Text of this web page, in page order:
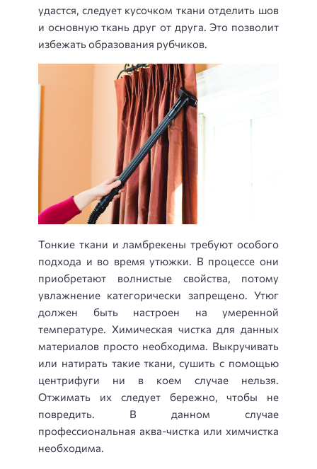
удастся, следует кусочком ткани отделить шов
и основную ткань друг от друга. Это позволит
избежать образования рубчиков.
Тонкие ткани и ламбрекены требуют особого
подхода и во время утюжки. В процессе они
приобретают волнистые свойства, потому
увлажнение категорически запрещено. Утюг
должен быть настроен на умеренной
температуре. Химическая чистка для данных
материалов просто необходима. Выкручивать
или натирать такие ткани, сушить с помощью
центрифуги ни в коем случае нельзя.
Отжимать их следует бережно, чтобы не
повредить. В данном случае
профессиональная аква-чистка или химчистка
необходима.